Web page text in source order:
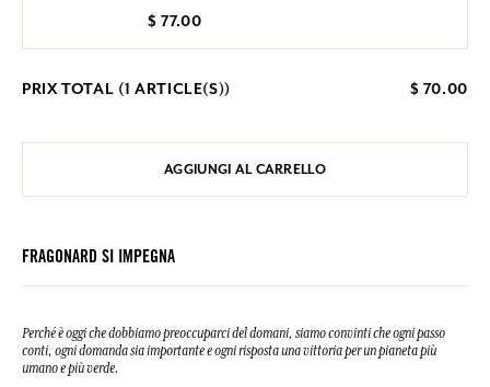
$ 77.00
PRIX TOTAL (1 ARTICLE(S)) $ 70.00
AGGIUNGI AL CARRELLO
FRAGONARD SI IMPEGNA
Perché è oggi che dobbiamo preoccuparci del domani, siamo convinti che ogni passo
conti, ogni domanda sia importante e ogni risposta una vittoria per un pianeta più
umano e più verde.